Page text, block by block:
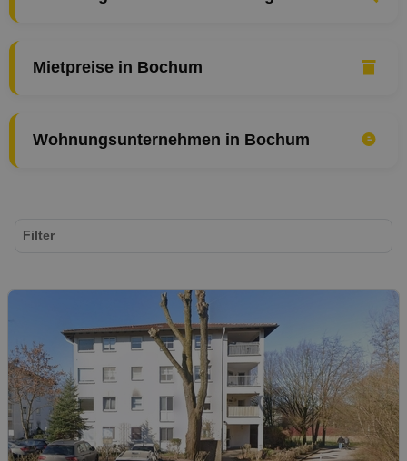
Mietpreise in Bochum
Wohnungsunternehmen in Bochum
Filter